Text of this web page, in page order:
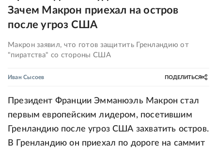
Зачем Макрон приехал на остров
после угроз США
Макрон заявил, что готов защитить Гренландию от
"пиратства" со стороны США
Иван Сысоев ПОДЕЛИТЬСЯ
Президент Франции Эмманюэль Макрон стал
первым европейским лидером, посетившим
Гренландию после угроз США захватить остров.
В Гренландию он приехал по дороге на саммит